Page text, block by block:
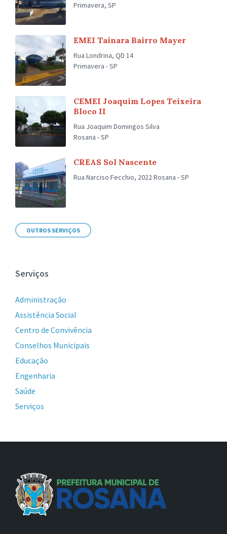
Primavera, SP
EMEI Tainara Bairro Mayer
Rua Londrina, QD 14
Primavera - SP
CEMEI Joaquim Lopes Teixeira
Bloco II
Rua Joaquim Domingos Silva
Rosana - SP
CREAS Sol Nascente
Rua Narciso Fecchio, 2022 Rosana - SP
OUTROS SERVIÇOS
Serviços
Administração
Assistência Social
Centro de Convivência
Conselhos Municipais
Educação
Engenharia
Saúde
Serviços